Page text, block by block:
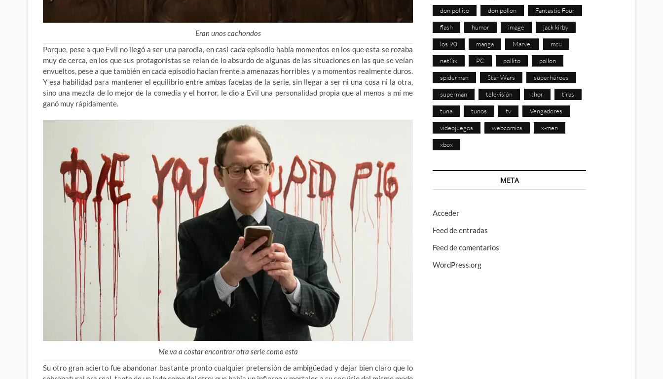
Eran unos cachondos
Porque, pese a que Evil no llegó a ser una parodia, en casi cada episodio había momentos en los que esta se rozaba
muy de cerca, en los que sus protagonistas se reían de lo absurdo de algunas de las situaciones en las que se veían
envueltos, pese a que también en cada episodio hacían frente a amenazas horribles y a momentos realmente duros.
Y esa habilidad para mantener el equilibrio entre ambas facetas de la serie, sin llegar a ser ni una cosa ni la otra,
sino una mezcla de lo mejor de la comedia y el horror, le dio a Evil una personalidad propia que al menos a mí me
ganó muy rápidamente.
Me va a costar encontrar otra serie como esta
Su otro gran acierto fue abandonar bastante pronto cualquier pretensión de ambigüedad y dejar bien claro que lo
don pollito don pollon Fantastic Four
flash humor image jack kirby
los 90 manga Marvel mcu
netflix PC pollito pollon
spiderman Star Wars superhéroes
superman televisión thor tiras
tuna tunos tv Vengadores
videojuegos webcomics x-men
xbox
META
Acceder
Feed de entradas
Feed de comentarios
WordPress.org